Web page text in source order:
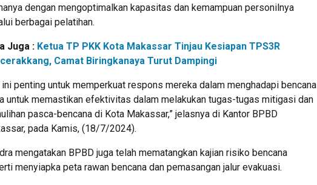
dengan mengoptimalkan kapasitas dan kemampuan personilnya
berbagai pelatihan.
Juga : Ketua TP PKK Kota Makassar Tinjau Kesiapan TPS3R
Camat Biringkanaya Turut Dampingi
ini penting untuk memperkuat respons mereka dalam menghadapi bencana
untuk memastikan efektivitas dalam melakukan tugas-tugas mitigasi dan
pasca-bencana di Kota Makassar,” jelasnya di Kantor BPBD
pada Kamis, (18/7/2024).
mengatakan BPBD juga telah mematangkan kajian risiko bencana
menyiapka peta rawan bencana dan pemasangan jalur evakuasi.